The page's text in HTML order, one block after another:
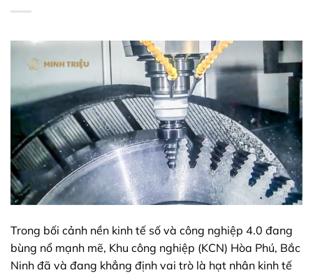
Trong bối cảnh nền kinh tế số và công nghiệp 4.0 đang
bùng nổ mạnh mẽ, Khu công nghiệp (KCN) Hòa Phú, Bắc
Ninh đã và đang khẳng định vai trò là hạt nhân kinh tế